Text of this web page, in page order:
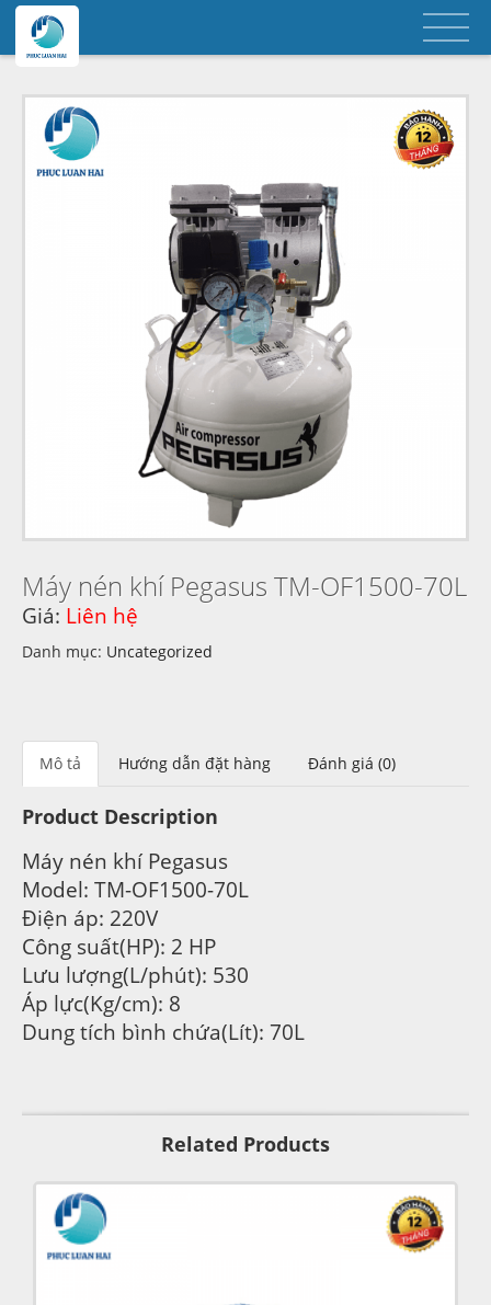
Máy nén khí Pegasus TM-OF1500-70L
Giá: Liên hệ
Danh mục: Uncategorized
Mô tả Hướng dẫn đặt hàng Đánh giá (0)
Product Description
Máy nén khí Pegasus
Model: TM-OF1500-70L
Điện áp: 220V
Công suất(HP): 2 HP
Lưu lượng(L/phút): 530
Áp lực(Kg/cm): 8
Dung tích bình chứa(Lít): 70L
Related Products